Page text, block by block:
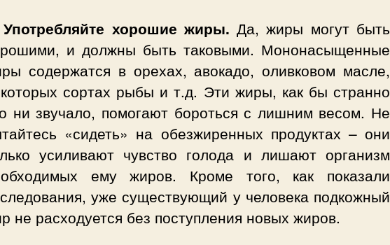
хорошие жиры. Да, жиры могут быть
и должны быть таковыми. Мононасыщенные
содержатся в орехах, авокадо, оливковом масле,
сортах рыбы и т.д. Эти жиры, как бы странно
ни звучало, помогают бороться с лишним весом. Не
«сидеть» на обезжиренных продуктах – они
усиливают чувство голода и лишают организм
ему жиров. Кроме того, как показали
уже существующий у человека подкожный
не расходуется без поступления новых жиров.